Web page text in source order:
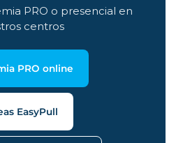
PRO o presencial en
centros
PRO online
EasyPull